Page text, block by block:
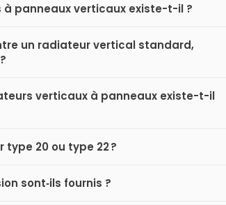
panneaux verticaux existe-t-il ?
un radiateur vertical standard,
verticaux à panneaux existe-t-il
type 20 ou type 22 ?
sont‑ils fournis ?